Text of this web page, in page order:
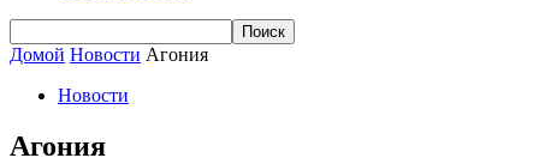
Домой Новости Агония
Новости
Агония